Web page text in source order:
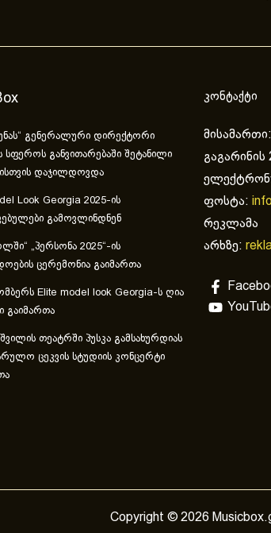
გენერალური დირექტორი
განვითარებაში შეტანილი
დაჯილდოვდა
Look Georgia 2025-ის
გამოვლინდნენ
„პერსონა 2025“-ის
ცერემონია გაიმართა
Elite model look Georgia-ს ღია
გაიმართა
თეატრში პუსკა გამსახურდიას
ცეკვის სტუდიის კონცერტი
კონტაქტი
გაგარინის
ფოსტა:
რეკლამა
არხზე:
Copyright © 2026